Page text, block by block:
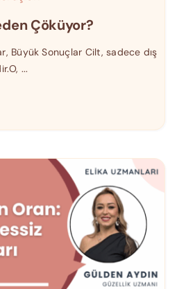
Çöküyor?
Büyük Sonuçlar Cilt, sadece dış
...